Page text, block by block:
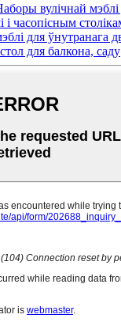
вулічнай
і часопісным
для ўнутранага
для балкона, саду